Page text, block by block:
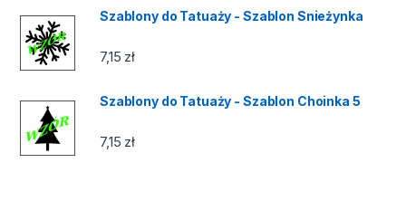
Szablony do Tatuaży - Szablon Snieżynka
7,15 zł
Szablony do Tatuaży - Szablon Choinka 5
7,15 zł